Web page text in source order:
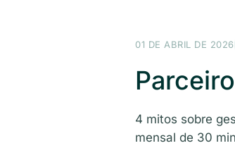
01 DE ABRIL DE 2026
4 mitos sobre
mensal de 30